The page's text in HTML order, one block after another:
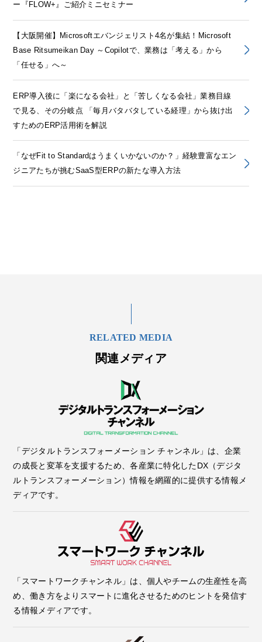
ー『FLOW+』ご紹介ミニセミナー
【大阪開催】Microsoftエバンジェリスト4名が集結！Microsoft
Base Ritsumeikan Day ～Copilotで、業務は「考える」から
「任せる」へ～
ERP導入後に「楽になる会社」と「苦しくなる会社」業務目線
で見る、その分岐点 「毎月バタバタしている経理」から抜け出
すためのERP活用術を解説
「なぜFit to Standardはうまくいかないのか？」経験豊富なエン
ジニアたちが挑むSaaS型ERPの新たな導入方法
RELATED MEDIA
関連メディア
「デジタルトランスフォーメーション チャンネル」は、企業
の成長と変革を支援するため、各産業に特化したDX（デジタ
ルトランスフォーメーション）情報を網羅的に提供する情報メ
ディアです。
「スマートワークチャンネル」は、個人やチームの生産性を高
め、働き方をよりスマートに進化させるためのヒントを発信す
る情報メディアです。